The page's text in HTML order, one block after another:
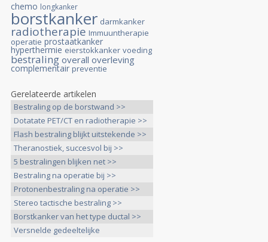
chemo longkanker
borstkanker darmkanker
radiotherapie Immuuntherapie
operatie prostaatkanker
hyperthermie eierstokkanker voeding
bestraling overall overleving
complementair preventie
Gerelateerde artikelen
Bestraling op de borstwand >>
Dotatate PET/CT en radiotherapie >>
Flash bestraling blijkt uitstekende >>
Theranostiek, succesvol bij >>
5 bestralingen blijken net >>
Bestraling na operatie bij >>
Protonenbestraling na operatie >>
Stereo tactische bestraling >>
Borstkanker van het type ductal >>
Versnelde gedeeltelijke